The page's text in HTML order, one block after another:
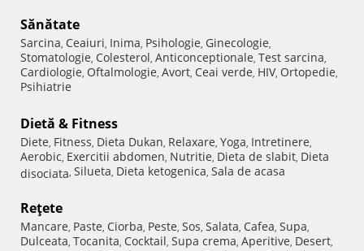
Sănătate
Sarcina, Ceaiuri, Inima, Psihologie, Ginecologie,
Stomatologie, Colesterol, Anticonceptionale, Test sarcina,
Cardiologie, Oftalmologie, Avort, Ceai verde, HIV, Ortopedie,
Psihiatrie
Dietă & Fitness
Diete, Fitness, Dieta Dukan, Relaxare, Yoga, Intretinere,
Aerobic, Exercitii abdomen, Nutritie, Dieta de slabit, Dieta
disociata, Silueta, Dieta ketogenica, Sala de acasa
Reţete
Mancare, Paste, Ciorba, Peste, Sos, Salata, Cafea, Supa,
Dulceata, Tocanita, Cocktail, Supa crema, Aperitive, Desert,